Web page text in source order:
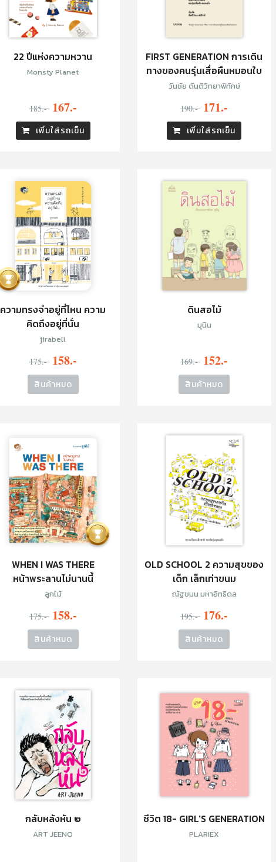
22 ปีแห่งความหวาน
Monsty Planet
185.- 167.-
เพิ่มใส่รถเข็น
FIRST GENERATION การเดิน
ทางของคนรุ่นเสื่อผืนหมอนใบ
วันชัย ตันติวิทยาพิทักษ์
190.- 171.-
เพิ่มใส่รถเข็น
ความทรงจำอยู่ที่ไหน ความ
คิดถึงอยู่ที่นั่น
jirabell
175.- 158.-
สินค้าหมด
ดินสอไม้
มุนิน
169.- 152.-
สินค้าหมด
WHEN I WAS THERE
หน้าพระลานไม่นานนี้
ลูกไม้
175.- 158.-
สินค้าหมด
OLD SCHOOL 2 ความสุขของ
เด็ก เล็กเท่าขนม
ณัฐชนน มหาอิทธิดล
195.- 176.-
สินค้าหมด
กลับหลังหัน ๒
ART JEENO
ชีวิต 18- GIRL'S GENERATION
PLARIEX